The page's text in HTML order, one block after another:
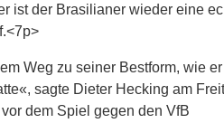
ist der Brasilianer wieder eine
Weg zu seiner Bestform, wie
sagte Dieter Hecking am
dem Spiel gegen den VfB